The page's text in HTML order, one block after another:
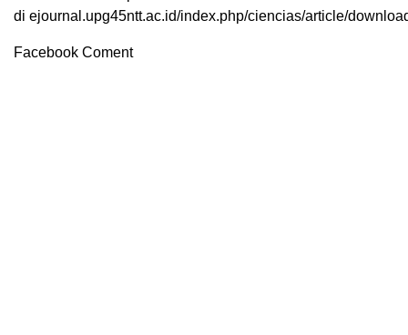
di ejournal.upg45ntt.ac.id/index.php/ciencias/article/
Facebook Coment